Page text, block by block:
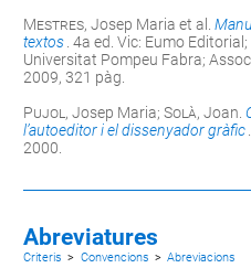
Mestres, Josep Maria et al.
textos. 4a ed. Vic: Eumo
Universitat Pompeu Fabra;
2009, 321 pàg.
Pujol, Josep Maria;Solà, Joan.
l’autoeditor i el dissenyador gràfic
2000.
Abreviatures
Criteris > Convencions > Abreviacions